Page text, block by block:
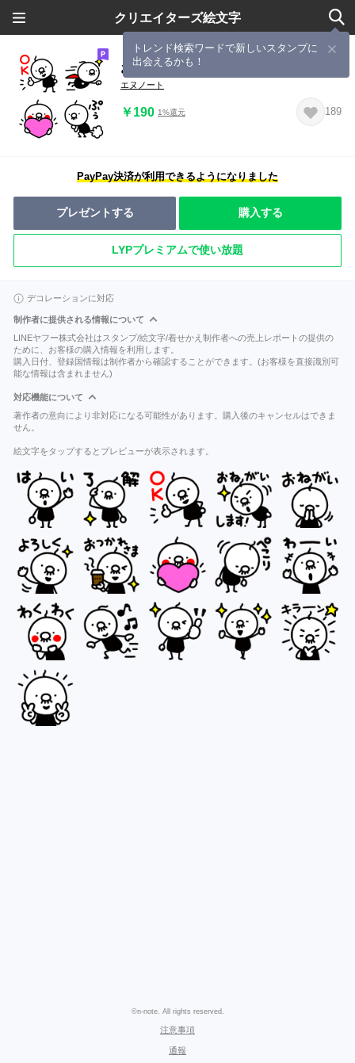
クリエイターズ絵文字
トレンド検索ワードで新しいスタンプに
出会えるかも！
おぢまる絵文字
エヌノート
￥190 1%還元 189
PayPay決済が利用できるようになりました
プレゼントする 購入する
LYPプレミアムで使い放題
デコレーションに対応
制作者に提供される情報について
LINEヤフー株式会社はスタンプ/絵文字/着せかえ制作者への売上レポートの提供の
ために、お客様の購入情報を利用します。
購入日付、登録国情報は制作者から確認することができます。(お客様を直接識別可
能な情報は含まれません)
対応機能について
著作者の意向により非対応になる可能性があります。購入後のキャンセルはできま
せん。
絵文字をタップするとプレビューが表示されます。
©n-note. All rights reserved.
注意事項
通報